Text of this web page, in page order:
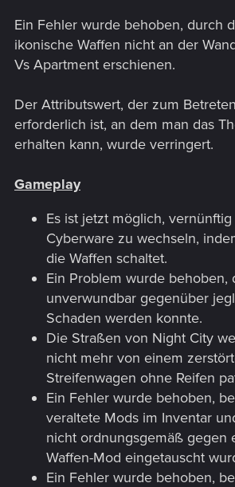
Ein Fehler wurde behoben, durch
ikonische Waffen nicht an der
Vs Apartment erschienen.
Der Attributswert, der zum
erforderlich ist, an dem man das
erhalten kann, wurde verringert.
Gameplay
Es ist jetzt möglich,
Cyberware zu wechseln,
die Waffen schaltet.
Ein Problem wurde behoben,
unverwundbar gegenüber
Schaden werden konnte.
Die Straßen von Night City
nicht mehr von einem
Streifenwagen ohne Reifen
Ein Fehler wurde behoben,
veraltete Mods im Inventar
nicht ordnungsgemäß gegen
Waffen-Mod eingetauscht
Ein Fehler wurde behoben,